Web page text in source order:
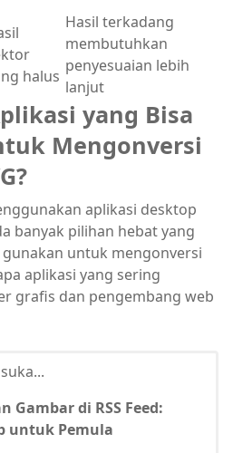
halus
Hasil terkadang
membutuhkan
penyesuaian lebih
lanjut
yang Bisa
Mengonversi
aplikasi desktop
banyak pilihan hebat yang
untuk mengonversi
aplikasi yang sering
grafis dan pengembang web
Gambar di RSS Feed:
untuk Pemula